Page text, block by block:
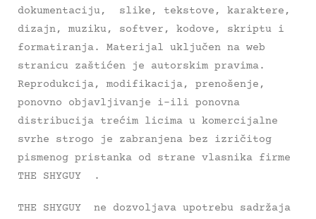
dokumentaciju, slike, tekstove, karaktere,
dizajn, muziku, softver, kodove, skriptu i
formatiranja. Materijal uključen na web
stranicu zaštićen je autorskim pravima.
Reprodukcija, modifikacija, prenošenje,
ponovno objavljivanje i-ili ponovna
distribucija trećim licima u komercijalne
svrhe strogo je zabranjena bez izričitog
pismenog pristanka od strane vlasnika firme
THE SHYGUY .
THE SHYGUY ne dozvoljava upotrebu sadržaja